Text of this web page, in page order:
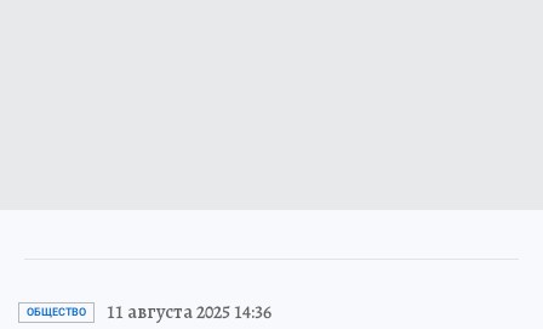
ОБЩЕСТВО 11 августа 2025 14:36